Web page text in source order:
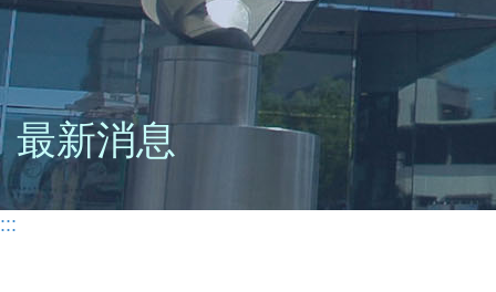
最新消息
:::